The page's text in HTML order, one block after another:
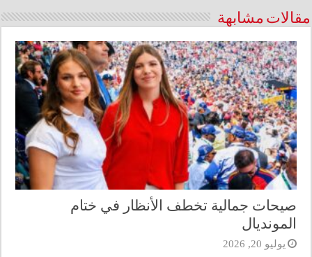
مقالات مشابهة
صيحات جمالية تخطف الأنظار في ختام
المونديال
يوليو 20, 2026